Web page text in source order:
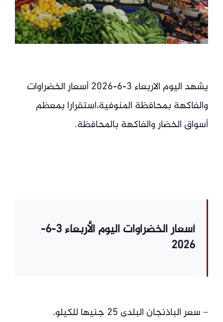
يشهد اليوم الاربعاء 3-6-2026 أسعار الخضراوات
والفاكهة بمحافظة المنوفية،استقرارا بمعظم
أسواق الخضار والفاكهة بالمحافظة.
أسعار الخضراوات اليوم الأربعاء 3-6-
2026
– سعر الباذنجان البلدى 25 جنيها للكيلو.